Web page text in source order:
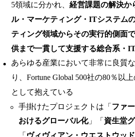
5領域に分かれ、 経営課題の解決か
ル・マーケティング・ITシステム
ティング領域からその実行的側面
供まで一貫して支援する総合系・
あらゆる産業において非常に良質
り、Fortune Global 500社の80％以
として抱えている
手掛けたプロジェクトは「 ファ
おけるグローバル化」「 資生堂
「 ヴィヴィアン・ウエストウッ